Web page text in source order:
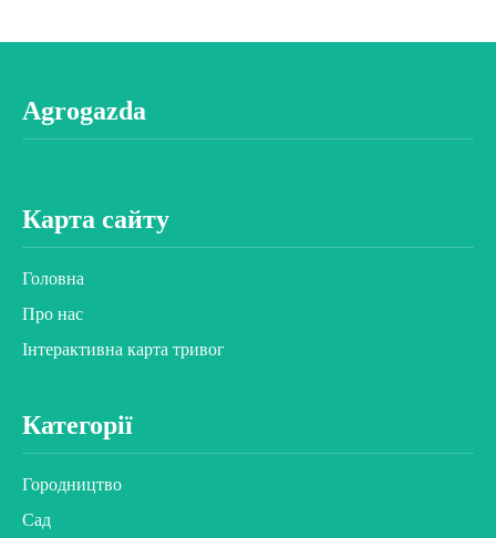
Agrogazda
Карта сайту
Головна
Про нас
Інтерактивна карта тривог
Категорії
Городництво
Сад